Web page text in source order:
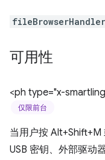
fileBrowserHandler
可用性
<ph type="x-
仅限前台
当用户按 Alt+Shift+M
USB 密钥、外部驱动